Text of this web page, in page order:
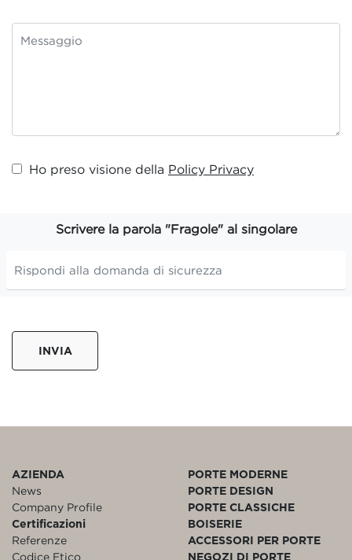
Ho preso visione della Policy Privacy
Scrivere la parola "Fragole" al singolare
INVIA
AZIENDA
News
Company Profile
Certificazioni
Referenze
Codice Etico
PORTE MODERNE
PORTE DESIGN
PORTE CLASSICHE
BOISERIE
ACCESSORI PER PORTE
NEGOZI DI PORTE